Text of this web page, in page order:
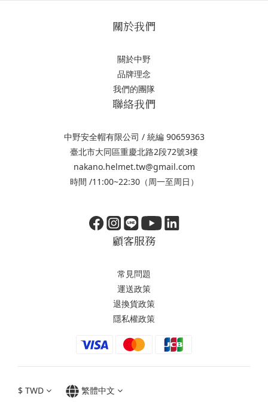
關於我們
關於中野
品牌理念
我們的團隊
聯絡我們
中野安全帽有限公司 / 統編 90659363
臺北市大同區重慶北路2段72號3樓
nakano.helmet.tw@gmail.com
時間 /11:00~22:30（周一至周日）
顧客服務
常見問題
運送政策
退換貨政策
隱私權政策
$ TWD 繁體中文